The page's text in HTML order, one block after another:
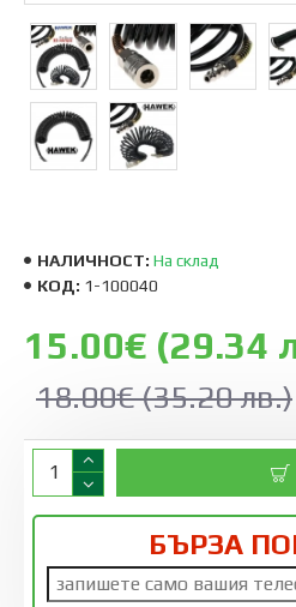
НАЛИЧНОСТ: На склад
КОД: 1-100040
18.00€ (35.20 лв.)
15.00€ (29.34
БЪРЗА